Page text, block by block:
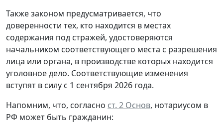
Также законом предусматривается, что
доверенности тех, кто находится в местах
содержания под стражей, удостоверяются
начальником соответствующего места с разрешения
лица или органа, в производстве которых находится
уголовное дело. Соответствующие изменения
вступят в силу с 1 сентября 2026 года.
Напомним, что, согласно ст. 2 Основ, нотариусом в
РФ может быть гражданин: